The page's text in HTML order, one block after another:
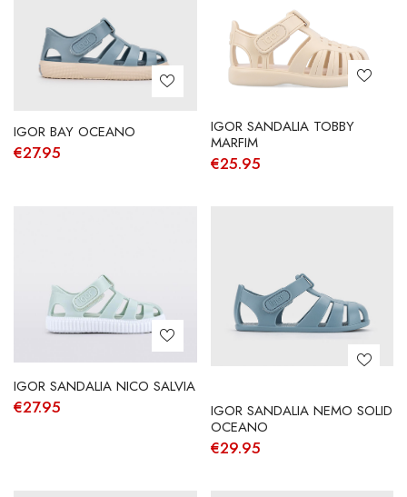
IGOR BAY OCEANO
€27.95
IGOR SANDALIA TOBBY
MARFIM
€25.95
IGOR SANDALIA NICO SALVIA
€27.95
IGOR SANDALIA NEMO SOLID
OCEANO
€29.95